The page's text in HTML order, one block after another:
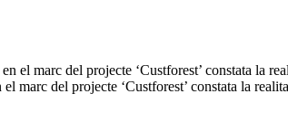
marc del projecte ‘Custforest’ constata la